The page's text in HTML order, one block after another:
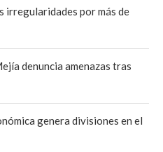
por más de
denuncia amenazas tras
genera divisiones en el